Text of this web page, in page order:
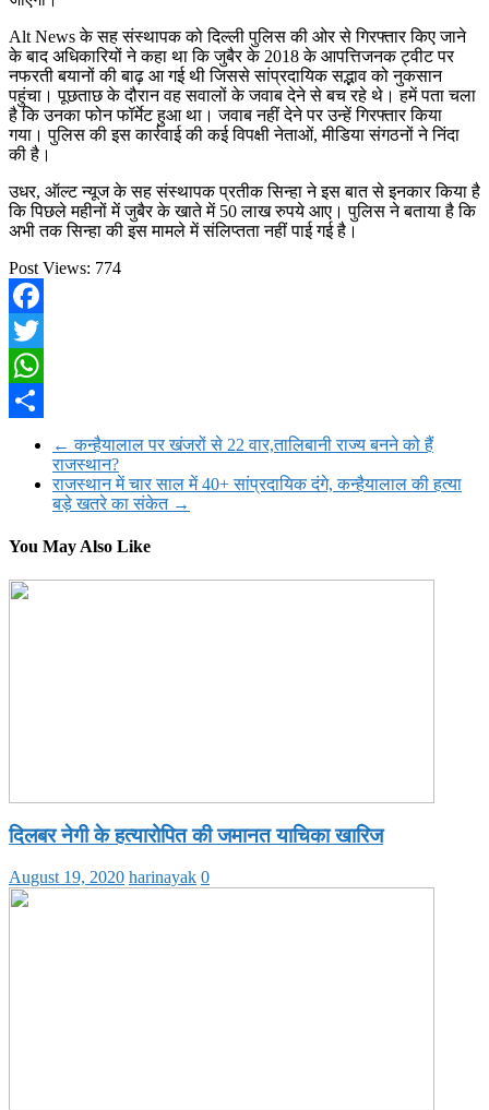
Alt News के सह संस्थापक को दिल्ली पुलिस की ओर से गिरफ्तार किए जाने
के बाद अधिकारियों ने कहा था कि जुबैर के 2018 के आपत्तिजनक ट्वीट पर
नफरती बयानों की बाढ़ आ गई थी जिससे सांप्रदायिक सद्भाव को नुकसान
पहुंचा। पूछताछ के दौरान वह सवालों के जवाब देने से बच रहे थे। हमें पता चला
है कि उनका फोन फॉर्मेट हुआ था। जवाब नहीं देने पर उन्हें गिरफ्तार किया
गया। पुलिस की इस कार्रवाई की कई विपक्षी नेताओं, मीडिया संगठनों ने निंदा
की है।
उधर, ऑल्ट न्यूज के सह संस्थापक प्रतीक सिन्हा ने इस बात से इनकार किया है
कि पिछले महीनों में जुबैर के खाते में 50 लाख रुपये आए। पुलिस ने बताया है कि
अभी तक सिन्हा की इस मामले में संलिप्तता नहीं पाई गई है।
Post Views: 774
Facebook
Twitter
WhatsApp
← कन्हैयालाल पर खंजरों से 22 वार,तालिबानी राज्य बनने को हैं
राजस्थान?
राजस्थान में चार साल में 40+ सांप्रदायिक दंगे, कन्हैयालाल की हत्या
बड़े खतरे का संकेत →
You May Also Like
दिलबर नेगी के हत्यारोपित की जमानत याचिका खारिज
August 19, 2020 harinayak 0